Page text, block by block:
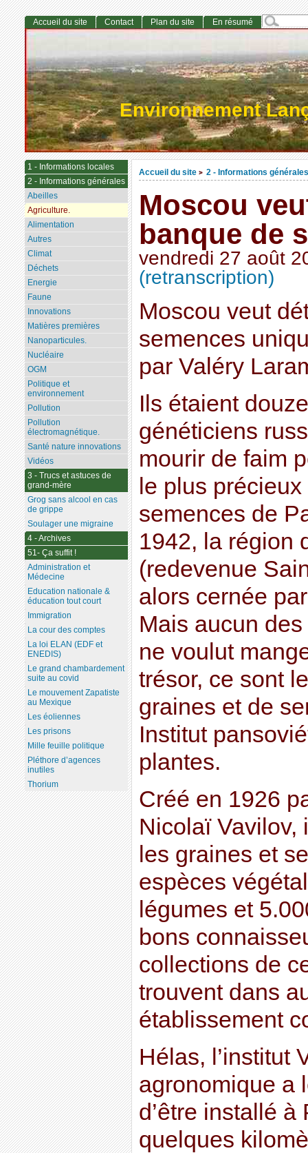
Environnement
Accueil du site > 2 - Informations générales
Moscou
banque de
vendredi 27 août
(retranscription)
Moscou veut
semences
par Valéry
Ils étaient
généticiens
mourir de faim
le plus
semences de
1942, la région
(redevenue
alors cernée
Mais aucun
ne voulut
trésor, ce sont
graines et de
Institut
plantes.
Créé en 1926
Nicolaï Vavilov,
les graines et
espèces
légumes et
bons
collections de
trouvent dans
établissement
Hélas, l’institut
agronomique a
d’être installé
quelques
Accueil du site Contact Plan du site En résumé
1 - Informations locales
2 - Informations générales
Abeilles
Agriculture.
Alimentation
Autres
Climat
Déchets
Energie
Faune
Innovations
Matières premières
Nanoparticules.
Nucléaire
OGM
Politique et
environnement
Pollution
Pollution
électromagnétique.
Santé nature innovations
Vidéos
3 - Trucs et astuces de
grand-mère
Grog sans alcool en cas
de grippe
Soulager une migraine
4 - Archives
51- Ça suffit !
Administration et
Médecine
Education nationale &
éducation tout court
Immigration
La cour des comptes
La loi ELAN (EDF et
ENEDIS)
Le grand chambardement
suite au covid
Le mouvement Zapatiste
au Mexique
Les éoliennes
Les prisons
Mille feuille politique
Pléthore d’agences
inutiles
Thorium